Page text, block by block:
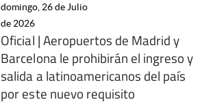
domingo, 26 de Julio
de 2026
Oficial | Aeropuertos de Madrid y
Barcelona le prohibirán el ingreso y
salida a latinoamericanos del país
por este nuevo requisito